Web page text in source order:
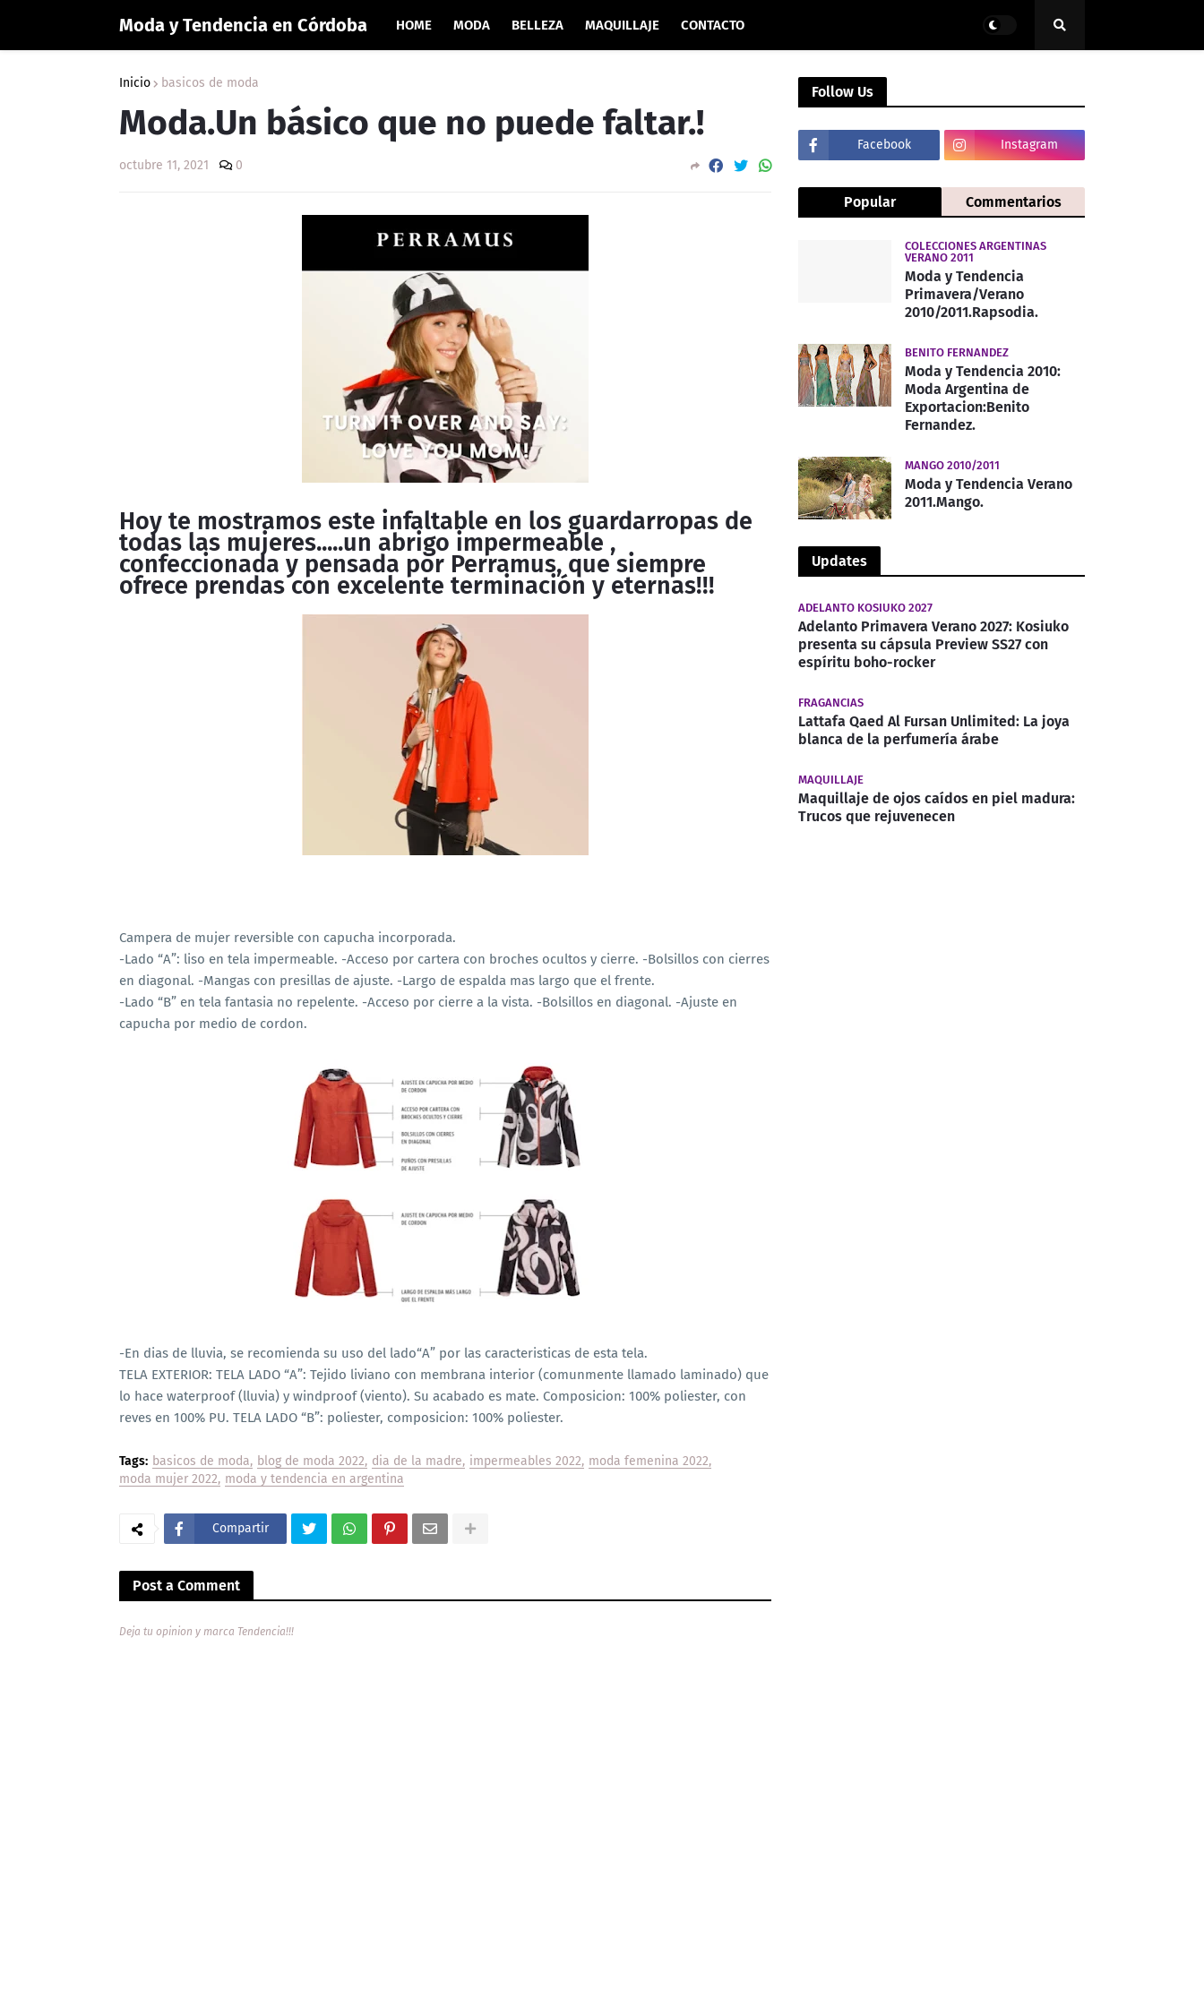
Moda y Tendencia en Córdoba HOME MODA BELLEZA MAQUILLAJE CONTACTO
Inicio basicos de moda
Moda.Un básico que no puede faltar.!
octubre 11, 2021 0
Hoy te mostramos este infaltable en los guardarropas de
todas las mujeres.....un abrigo impermeable ,
confeccionada y pensada por Perramus, que siempre
ofrece prendas con excelente terminación y eternas!!!
Campera de mujer reversible con capucha incorporada.
-Lado “A”: liso en tela impermeable. -Acceso por cartera con broches ocultos y cierre. -Bolsillos con cierres
en diagonal. -Mangas con presillas de ajuste. -Largo de espalda mas largo que el frente.
-Lado “B” en tela fantasia no repelente. -Acceso por cierre a la vista. -Bolsillos en diagonal. -Ajuste en
capucha por medio de cordon.
-En dias de lluvia, se recomienda su uso del lado“A” por las caracteristicas de esta tela.
TELA EXTERIOR: TELA LADO “A”: Tejido liviano con membrana interior (comunmente llamado laminado) que
lo hace waterproof (lluvia) y windproof (viento). Su acabado es mate. Composicion: 100% poliester, con
reves en 100% PU. TELA LADO “B”: poliester, composicion: 100% poliester.
Tags: basicos de moda blog de moda 2022 dia de la madre impermeables 2022 moda femenina 2022
moda mujer 2022 moda y tendencia en argentina
Compartir
Post a Comment
Deja tu opinion y marca Tendencia!!!
Follow Us
Facebook Instagram
Popular Commentarios
COLECCIONES ARGENTINAS
VERANO 2011
Moda y Tendencia
Primavera/Verano
2010/2011.Rapsodia.
BENITO FERNANDEZ
Moda y Tendencia 2010:
Moda Argentina de
Exportacion:Benito
Fernandez.
MANGO 2010/2011
Moda y Tendencia Verano
2011.Mango.
Updates
ADELANTO KOSIUKO 2027
Adelanto Primavera Verano 2027: Kosiuko
presenta su cápsula Preview SS27 con
espíritu boho-rocker
FRAGANCIAS
Lattafa Qaed Al Fursan Unlimited: La joya
blanca de la perfumería árabe
MAQUILLAJE
Maquillaje de ojos caídos en piel madura:
Trucos que rejuvenecen